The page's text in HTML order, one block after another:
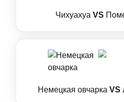
Чихуахуа VS
Немецкая овчарка VS